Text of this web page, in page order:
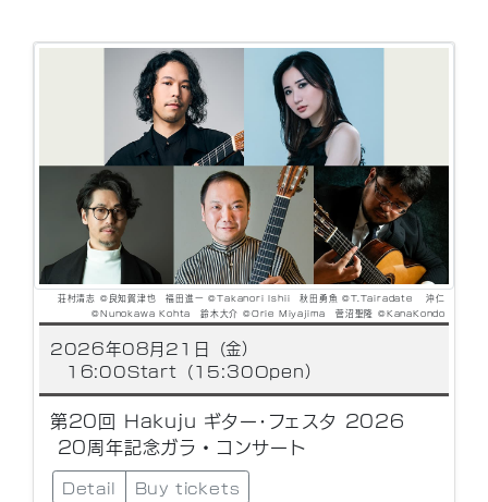
荘村清志 ©良知賀津也 福田進一 ©Takanori Ishii 秋田勇魚 ©T.Tairadate 沖仁
©Nunokawa Kohta 鈴木大介 ©Orie Miyajima 菅沼聖隆 ©KanaKondo
2026年08月21日（金）
16:00Start（15:30Open）
第20回 Hakuju ギター･フェスタ 2026
20周年記念ガラ・コンサート
Detail Buy tickets